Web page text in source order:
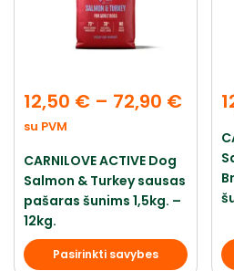
12,50 € – 72,90 €
su PVM
CARNILOVE ACTIVE Dog
Salmon & Turkey sausas
pašaras šunims 1,5kg. –
12kg.
Pasirinkti savybes